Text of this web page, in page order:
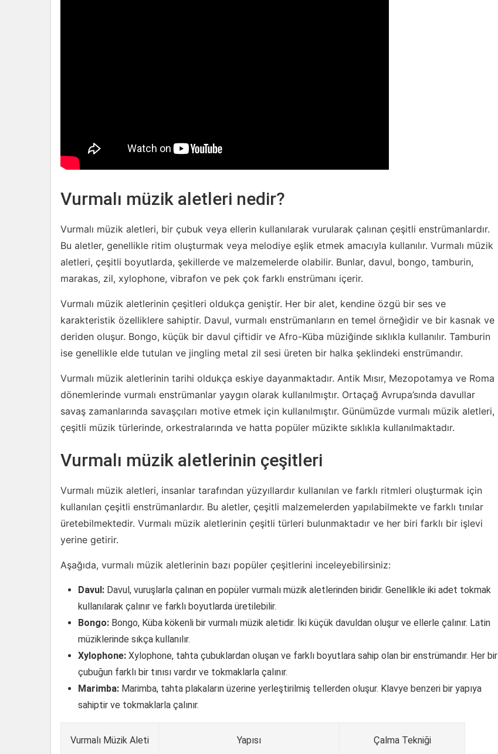
Vurmalı müzik aletleri nedir?
Vurmalı müzik aletleri, bir çubuk veya ellerin kullanılarak vurularak çalınan çeşitli enstrümanlardır.
Bu aletler, genellikle ritim oluşturmak veya melodiye eşlik etmek amacıyla kullanılır. Vurmalı müzik
aletleri, çeşitli boyutlarda, şekillerde ve malzemelerde olabilir. Bunlar, davul, bongo, tamburin,
marakas, zil, xylophone, vibrafon ve pek çok farklı enstrümanı içerir.
Vurmalı müzik aletlerinin çeşitleri oldukça geniştir. Her bir alet, kendine özgü bir ses ve
karakteristik özelliklere sahiptir. Davul, vurmalı enstrümanların en temel örneğidir ve bir kasnak ve
deriden oluşur. Bongo, küçük bir davul çiftidir ve Afro-Küba müziğinde sıklıkla kullanılır. Tamburin
ise genellikle elde tutulan ve jingling metal zil sesi üreten bir halka şeklindeki enstrümandır.
Vurmalı müzik aletlerinin tarihi oldukça eskiye dayanmaktadır. Antik Mısır, Mezopotamya ve Roma
dönemlerinde vurmalı enstrümanlar yaygın olarak kullanılmıştır. Ortaçağ Avrupa’sında davullar
savaş zamanlarında savaşçıları motive etmek için kullanılmıştır. Günümüzde vurmalı müzik aletleri,
çeşitli müzik türlerinde, orkestralarında ve hatta popüler müzikte sıklıkla kullanılmaktadır.
Vurmalı müzik aletlerinin çeşitleri
Vurmalı müzik aletleri, insanlar tarafından yüzyıllardır kullanılan ve farklı ritmleri oluşturmak için
kullanılan çeşitli enstrümanlardır. Bu aletler, çeşitli malzemelerden yapılabilmekte ve farklı tınılar
üretebilmektedir. Vurmalı müzik aletlerinin çeşitli türleri bulunmaktadır ve her biri farklı bir işlevi
yerine getirir.
Aşağıda, vurmalı müzik aletlerinin bazı popüler çeşitlerini inceleyebilirsiniz:
Davul: Davul, vuruşlarla çalınan en popüler vurmalı müzik aletlerinden biridir. Genellikle iki adet tokmak
kullanılarak çalınır ve farklı boyutlarda üretilebilir.
Bongo: Bongo, Küba kökenli bir vurmalı müzik aletidir. İki küçük davuldan oluşur ve ellerle çalınır. Latin
müziklerinde sıkça kullanılır.
Xylophone: Xylophone, tahta çubuklardan oluşan ve farklı boyutlara sahip olan bir enstrümandır. Her bir
çubuğun farklı bir tınısı vardır ve tokmaklarla çalınır.
Marimba: Marimba, tahta plakaların üzerine yerleştirilmiş tellerden oluşur. Klavye benzeri bir yapıya
sahiptir ve tokmaklarla çalınır.
Vurmalı Müzik Aleti Yapısı Çalma Tekniği